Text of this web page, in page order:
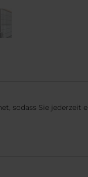
sodass Sie jederzeit